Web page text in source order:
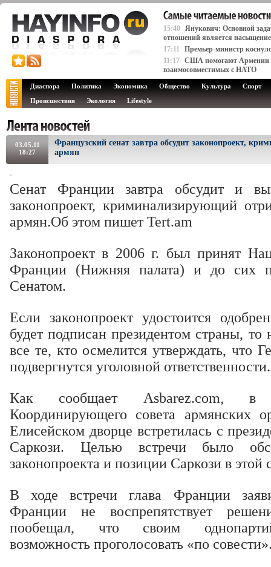
15:40 Янукович: Основной
отношений является насыщение
17:11
Премьер-министр
11:17 США помогают Армении
взаимосовместимых с НАТО
Диаспора Политика Экономика Общество Культура
Спорт
Происшествия
Экология Lifestyle
03.05.11
18:27
Французский сенат завтра обсудит законопроект,
армян
Сенат Франции завтра обсудит и
законопроект, криминализирующий
армян.Об этом пишет Tert.am
Законопроект в 2006 г. был принят
Франции (Нижняя палата) и до сих
Сенатом.
Если законопроект удостоится
будет подписан президентом страны,
все те, кто осмелится утверждать, что
подвергнутся уголовной ответственности.
Как сообщает Asbarez.com, в
Координирующего совета армянских
Елисейском дворце встретилась с
Саркози. Целью встречи было
законопроекта и позиции Саркози в этой
В ходе встречи глава Франции
Франции не воспрепятствует
пообещал, что своим
возможность проголосовать «по